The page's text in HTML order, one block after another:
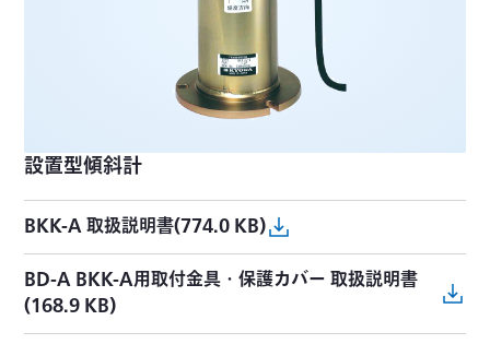
設置型傾斜計
BKK-A 取扱説明書(774.0 KB)
BD-A BKK-A用取付金具・保護カバー 取扱説明書
(168.9 KB)